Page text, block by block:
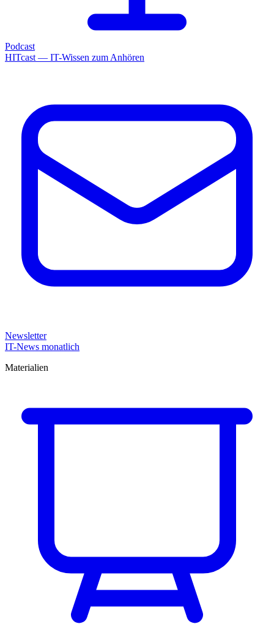
Podcast
HITcast — IT-Wissen zum Anhören
Newsletter
IT-News monatlich
Materialien